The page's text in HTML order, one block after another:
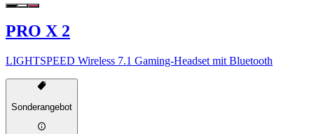
PRO X 2
LIGHTSPEED Wireless 7.1 Gaming-Headset mit Bluetooth
Sonderangebot